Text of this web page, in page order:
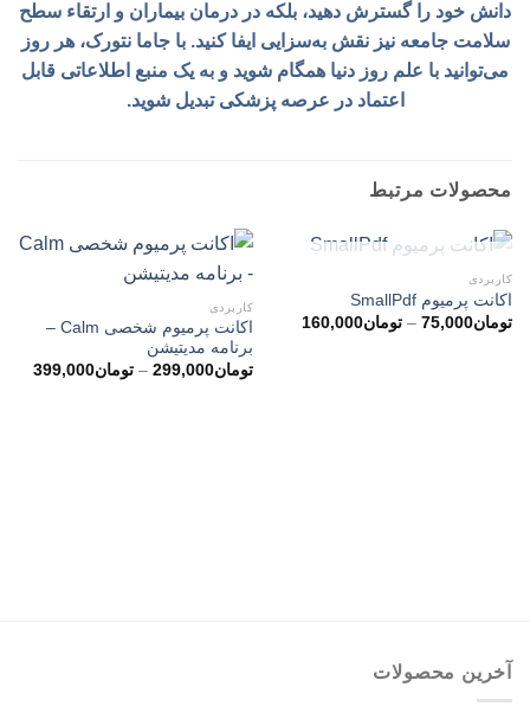
دانش خود را گسترش دهید، بلکه در درمان بیماران و ارتقاء سطح
سلامت جامعه نیز نقش به‌سزایی ایفا کنید. با جاما نتورک، هر روز
می‌توانید با علم روز دنیا همگام شوید و به یک منبع اطلاعاتی قابل
اعتماد در عرصه پزشکی تبدیل شوید.
محصولات مرتبط
کاربردی
اکانت پرمیوم SmallPdf
تومان75,000
– تومان160,000محدوده
تومان75,000
کاربردی
اکانت پرمیوم شخصی Calm –
برنامه مدیتیشن
تومان299,000
– تومان399,000
آخرین محصولات